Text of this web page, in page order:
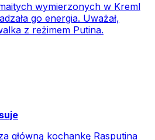
wymierzonych w Kreml
go energia. Uważał,
z reżimem Putina.
główną kochankę Rasputina